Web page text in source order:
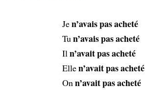
Jen’avais pas acheté
Tu n’avais pas acheté
Il n’avait pas acheté
Ellen’avait pas acheté
On n’avait pas acheté